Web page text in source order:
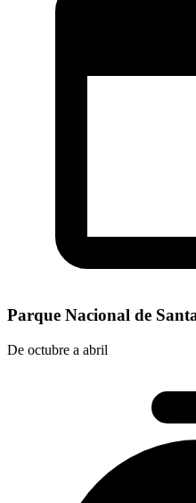
Parque Nacional de
De octubre a abril